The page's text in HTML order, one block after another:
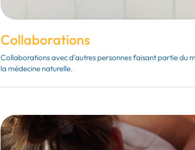
Collaborations
Collaborations avec d’autres personnes faisant partie du
la médecine naturelle.